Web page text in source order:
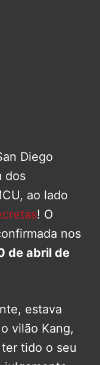
Diego
dos
ao lado
! O
nos
de abril de
estava
vilão Kang,
tido o seu